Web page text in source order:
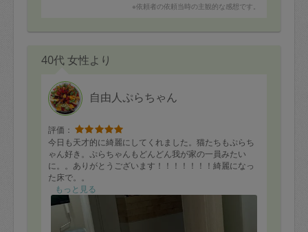
しかったです。
ゴーヤチャンプルーは豆腐がないとのことでしたが、豆
腐なしのチャンプルーを食べてみたかったのでちょうど
良かったです。
ご飯にとても合いました。
子供達はささみフライとトマト、アボカドのサラダ、ス
ープが美味しいと言ってたくさん食べてました。
今回も残さず全て食べきれそうです。
ありがとうございました！
※依頼者の依頼当時の主観的な感想です。
40代 女性より
自由人ぷらちゃん
評価：
今日も天才的に綺麗にしてくれました。猫たちもぷらち
ゃん好き。ぷらちゃんもどんどん我が家の一員みたい
に。。ありがとうございます！！！！！！！綺麗になっ
た床で。。
もっと見る